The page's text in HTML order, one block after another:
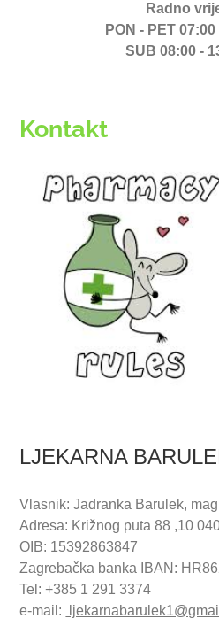
Radno
PON - PET
SUB 08:00 -
Kontakt
LJEKARNA
Vlasnik: Jadranka Barulek,
Adresa: Križnog puta 88 ,10
OIB: 15392863847
Zagrebačka banka IBAN:
Tel: +385 1 291 3374
e-mail: